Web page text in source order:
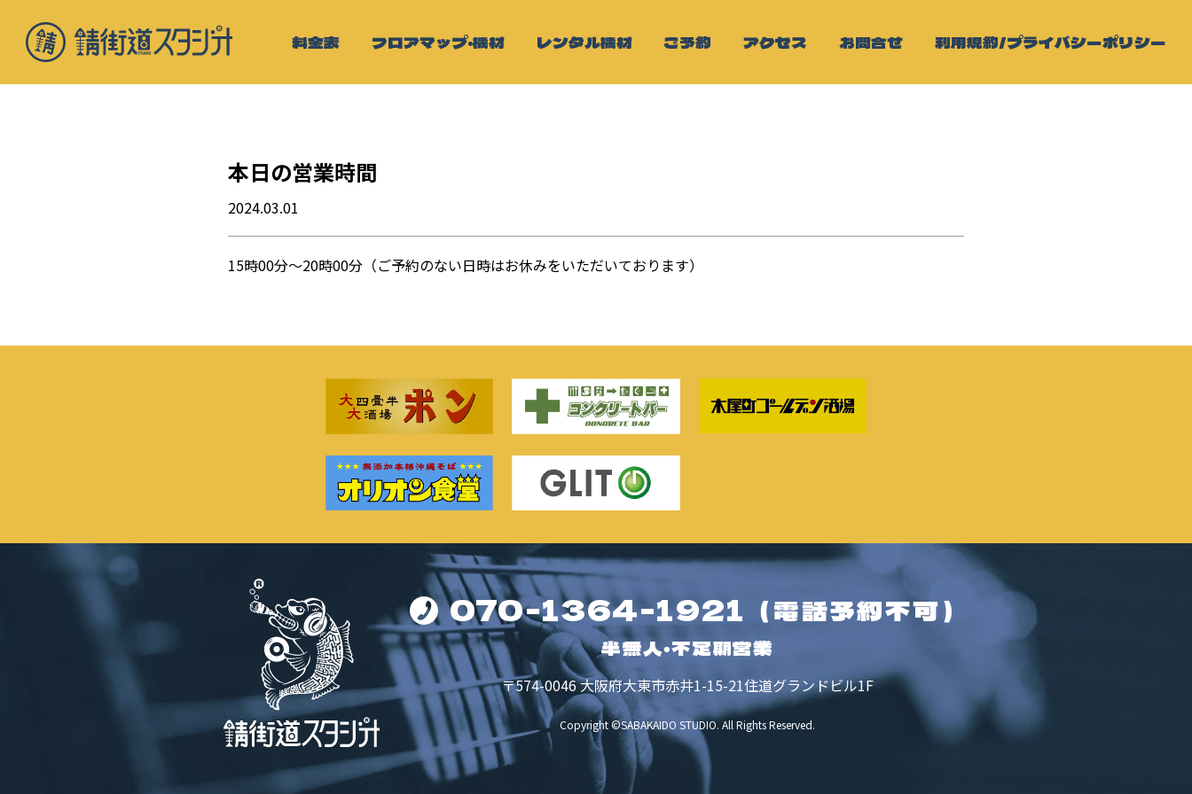
料金表 フロアマップ・機材 レンタル機材 ご予約 アクセス お問合せ 利用規約/プライバシーポリシー
本日の営業時間
2024.03.01
15時00分〜20時00分（ご予約のない日時はお休みをいただいております）
070-1364-1921 （電話予約不可）
半無人・不定期営業
〒574-0046大阪府大東市赤井1-15-21住道グランドビル1F
Copyright ©SABAKAIDO STUDIO.All Rights Reserved.